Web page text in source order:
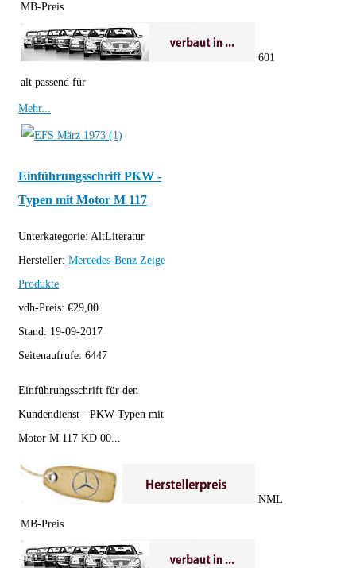
MB-Preis
alt passend für
601
Mehr...
Einführungsschrift PKW -
Typen mit Motor M 117
Unterkategorie: AltLiteratur
Hersteller: Mercedes-Benz Zeige
Produkte
vdh-Preis: €29,00
Stand: 19-09-2017
Seitenaufrufe: 6447
Einführungsschrift für den
Kundendienst - PKW-Typen mit
Motor M 117 KD 00...
MB-Preis
NML